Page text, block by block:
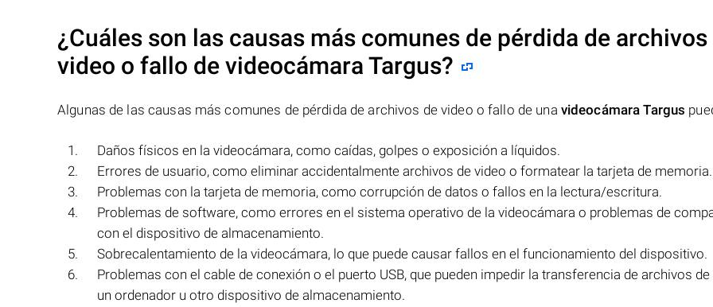
¿Cuáles son las causas más comunes de pérdida de archivos
video o fallo de videocámara Targus?
Algunas de las causas más comunes de pérdida de archivos de video o fallo de una videocámara Targus
Daños físicos en la videocámara, como caídas, golpes o exposición a líquidos.
Errores de usuario, como eliminar accidentalmente archivos de video o formatear la tarjeta de memoria.
Problemas con la tarjeta de memoria, como corrupción de datos o fallos en la lectura/escritura.
Problemas de software, como errores en el sistema operativo de la videocámara o problemas de
con el dispositivo de almacenamiento.
Sobrecalentamiento de la videocámara, lo que puede causar fallos en el funcionamiento del dispositivo.
Problemas con el cable de conexión o el puerto USB, que pueden impedir la transferencia de archivos de
un ordenador u otro dispositivo de almacenamiento.